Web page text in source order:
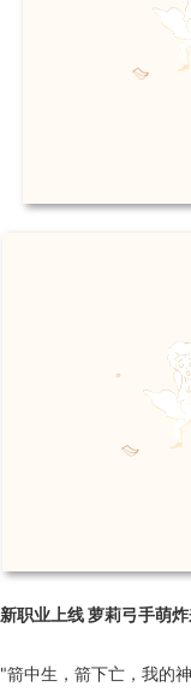
新职业上线 萝莉弓手萌
"箭中生，箭下亡，我的